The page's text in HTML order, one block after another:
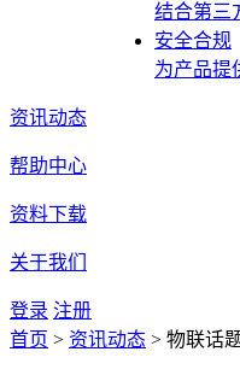
结合第三
安全合规
为产品提
资讯动态
帮助中心
资料下载
关于我们
登录 注册
首页 > 资讯动态 > 物联话